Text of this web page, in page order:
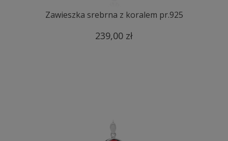
Zawieszka srebrna z koralem pr.925
239,00 zł